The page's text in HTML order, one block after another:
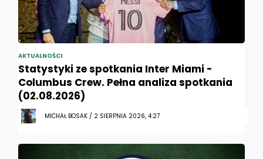
AKTUALNOŚCI
Statystyki ze spotkania Inter Miami -
Columbus Crew. Pełna analiza spotkania
(02.08.2026)
MICHAŁ BOSAK / 2 SIERPNIA 2026, 4:27